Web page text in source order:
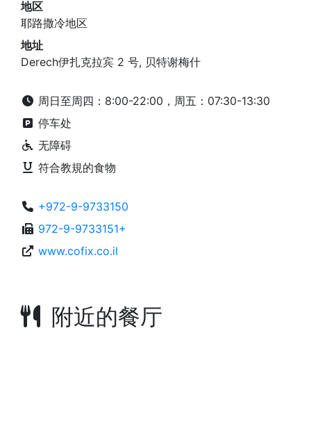
地区
耶路撒冷地区
地址
Derech伊扎克拉宾 2 号, 贝特谢梅什
周日至周四：8:00-22:00，周五：07:30-13:30
停车处
无障碍
符合教規的食物
+972-9-9733150
972-9-9733151+
www.cofix.co.il
附近的餐厅